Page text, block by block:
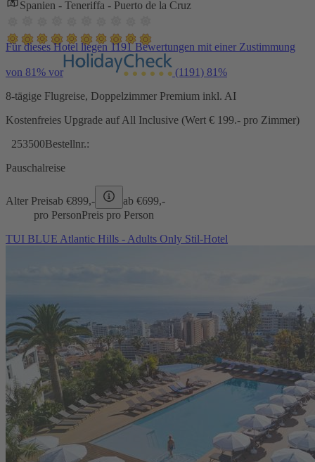
Spanien - Teneriffa - Puerto de la Cruz
Für dieses Hotel liegen 1191 Bewertungen mit einer Zustimmung
von 81% vor (1191) 81%
8-tägige Flugreise, Doppelzimmer Premium inkl. AI
Kostenfreies Upgrade auf All Inclusive (Wert € 199.- pro Zimmer)
253500Bestellnr.:
Pauschalreise
Alter Preisab €899,- ab €699,-
pro PersonPreis pro Person
TUI BLUE Atlantic Hills - Adults Only Stil-Hotel